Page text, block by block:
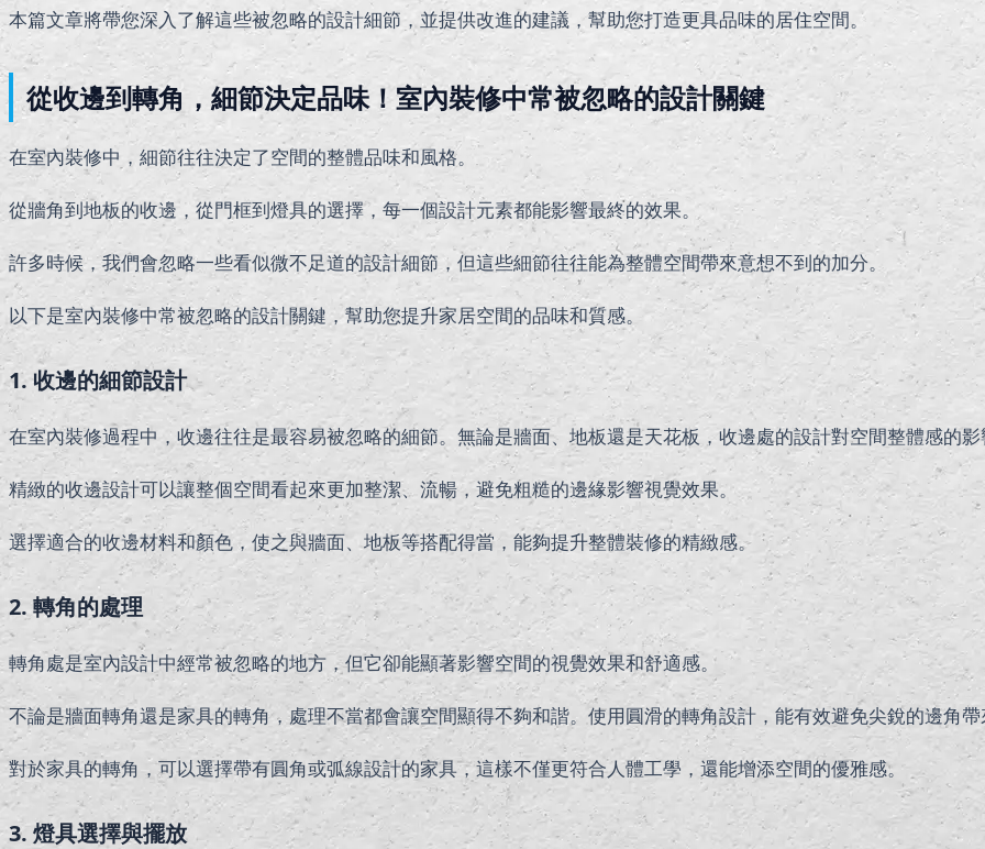
本篇文章將帶您深入了解這些被忽略的設計細節，並提供改進的建議，幫助您打造更具品味的居住空間。
從收邊到轉角，細節決定品味！室內裝修中常被忽略的設計關鍵
在室內裝修中，細節往往決定了空間的整體品味和風格。
從牆角到地板的收邊，從門框到燈具的選擇，每一個設計元素都能影響最終的效果。
許多時候，我們會忽略一些看似微不足道的設計細節，但這些細節往往能為整體空間帶來意想不到的加分。
以下是室內裝修中常被忽略的設計關鍵，幫助您提升家居空間的品味和質感。
1. 收邊的細節設計
在室內裝修過程中，收邊往往是最容易被忽略的細節。無論是牆面、地板還是天花板，收邊處的設計對空間整體感的
精緻的收邊設計可以讓整個空間看起來更加整潔、流暢，避免粗糙的邊緣影響視覺效果。
選擇適合的收邊材料和顏色，使之與牆面、地板等搭配得當，能夠提升整體裝修的精緻感。
2. 轉角的處理
轉角處是室內設計中經常被忽略的地方，但它卻能顯著影響空間的視覺效果和舒適感。
不論是牆面轉角還是家具的轉角，處理不當都會讓空間顯得不夠和諧。使用圓滑的轉角設計，能有效避免尖銳的邊角
對於家具的轉角，可以選擇帶有圓角或弧線設計的家具，這樣不僅更符合人體工學，還能增添空間的優雅感。
3. 燈具選擇與擺放